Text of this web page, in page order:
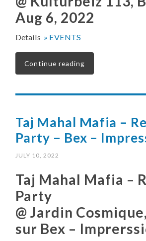
Aug 6, 2022
Details » EVENTS
Continue reading
Taj Mahal Mafia –
Party – Bex –
JULY 10, 2022
Taj Mahal Mafia –
Party
@ Jardin
sur Bex –